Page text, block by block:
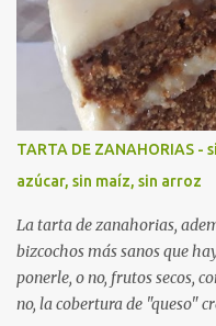
TARTA DE ZANAHORIAS -
azúcar, sin maíz, sin arroz
La tarta de zanahorias,
bizcochos más sanos que
ponerle, o no, frutos secos,
no, la cobertura de "queso"